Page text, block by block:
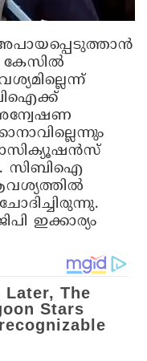
അന്വേഷണ
സിബിഐ
ഇക്കാര്യം